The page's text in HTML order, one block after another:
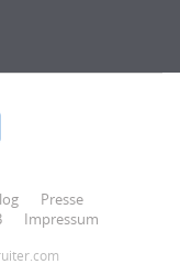
Presse
Impressum